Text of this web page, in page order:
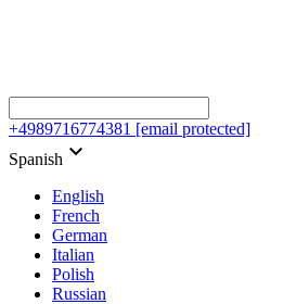
+4989716774381 [email protected]
Spanish keyboard_arrow_down
English
French
German
Italian
Polish
Russian